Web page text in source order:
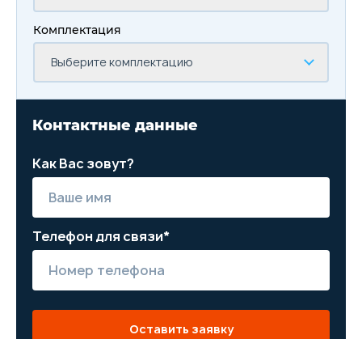
Комплектация
Выберите комплектацию
Контактные данные
Как Вас зовут?
Телефон для связи*
Оставить заявку